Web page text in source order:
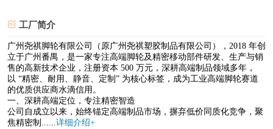
工厂简介
广州尧祺脚轮有限公司（原广州尧祺塑胶制品有限公司），2018 年创
立于广州番禺，是一家专注高端脚轮及精密移动部件研发、生产与销
售的高新技术企业，注册资本 500 万元，深耕高端制品领域多年，
以 “精密、耐用、静音、定制” 为核心标签，成为工业高端脚轮赛道
的优质供应商水滴信用。
一、深耕高端定位，专注精密智造
公司自成立以来，始终锚定高端制品市场，摒弃低价同质化竞争，聚
焦精密制......详细介绍+